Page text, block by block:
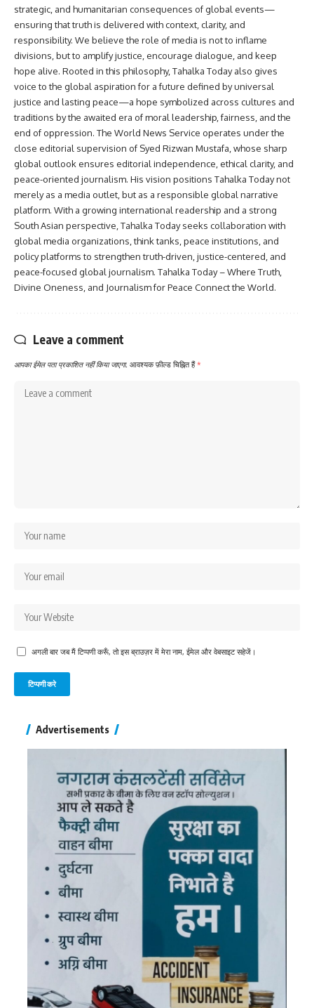
strategic, and humanitarian consequences of global events—
ensuring that truth is delivered with context, clarity, and
responsibility. We believe the role of media is not to inflame
divisions, but to amplify justice, encourage dialogue, and keep
hope alive. Rooted in this philosophy, Tahalka Today also gives
voice to the global aspiration for a future defined by universal
justice and lasting peace—a hope symbolized across cultures and
traditions by the awaited era of moral leadership, fairness, and the
end of oppression. The World News Service operates under the
close editorial supervision of Syed Rizwan Mustafa, whose sharp
global outlook ensures editorial independence, ethical clarity, and
peace-oriented journalism. His vision positions Tahalka Today not
merely as a media outlet, but as a responsible global narrative
platform. With a growing international readership and a strong
South Asian perspective, Tahalka Today seeks collaboration with
global media organizations, think tanks, peace institutions, and
policy platforms to strengthen truth-driven, justice-centered, and
peace-focused global journalism. Tahalka Today – Where Truth,
Divine Oneness, and Journalism for Peace Connect the World.
Leave a comment
आपका ईमेल पता प्रकाशित नहीं किया जाएगा. आवश्यक फ़ील्ड चिह्नित हैं*
अगली बार जब मैं टिप्पणी करूँ, तो इस ब्राउज़र में मेरा नाम, ईमेल और वेबसाइट सहेजें।
Advertisements